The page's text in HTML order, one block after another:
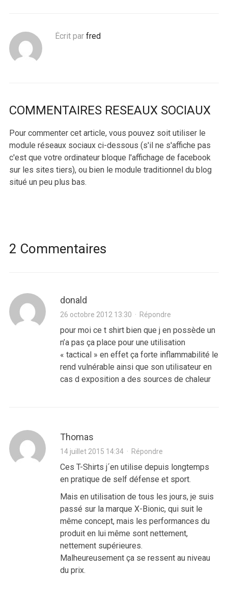
Écrit par fred
COMMENTAIRES RESEAUX SOCIAUX
Pour commenter cet article, vous pouvez soit utiliser le
module réseaux sociaux ci-dessous (s'il ne s'affiche pas
c'est que votre ordinateur bloque l'affichage de facebook
sur les sites tiers), ou bien le module traditionnel du blog
situé un peu plus bas.
2 Commentaires
donald
26 octobre 2012 13:30 · Répondre
pour moi ce t shirt bien que j en possède un
n’a pas ça place pour une utilisation
« tactical » en effet ça forte inflammabilité le
rend vulnérable ainsi que son utilisateur en
cas d exposition a des sources de chaleur
Thomas
14 juillet 2015 14:34· Répondre
Ces T-Shirts j´en utilise depuis longtemps
en pratique de self défense et sport.
Mais en utilisation de tous les jours, je suis
passé sur la marque X-Bionic, qui suit le
même concept, mais les performances du
produit en lui même sont nettement,
nettement supérieures.
Malheureusement ça se ressent au niveau
du prix.